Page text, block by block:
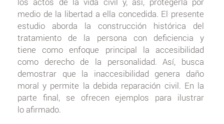
medio de la libertad a ella concedida. El presente
estudio aborda la construcción histórica del
tratamiento de la persona con deficiencia y
tiene como enfoque principal la accesibilidad
como derecho de la personalidad. Así, busca
demostrar que la inaccesibilidad genera daño
moral y permite la debida reparación civil. En la
parte final, se ofrecen ejemplos para ilustrar
lo afirmado.